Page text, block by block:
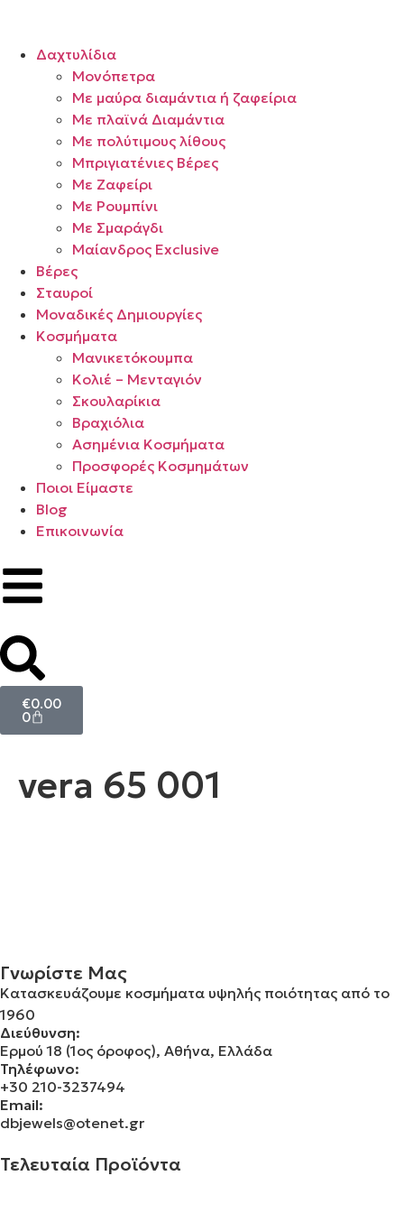
Δαχτυλίδια
Μονόπετρα
Mε μαύρα διαμάντια ή ζαφείρια
Mε πλαϊνά Διαμάντια
Mε πολύτιμους λίθους
Μπριγιατένιες Βέρες
Με Ζαφείρι
Με Ρουμπίνι
Με Σμαράγδι
Μαίανδρος Exclusive
Βέρες
Σταυροί
Μοναδικές Δημιουργίες
Κοσμήματα
Μανικετόκουμπα
Κολιέ – Μενταγιόν
Σκουλαρίκια
Βραχιόλια
Ασημένια Κοσμήματα
Προσφορές Κοσμημάτων
Ποιοι Είμαστε
Blog
Επικοινωνία
€0.00
0
vera 65 001
Γνωρίστε Μας
Κατασκευάζουμε κοσμήματα υψηλής ποιότητας από το
1960
Διεύθυνση:
Ερμού 18 (1ος όροφος), Αθήνα, Ελλάδα
Τηλέφωνο:
+30 210-3237494
Email:
dbjewels@otenet.gr
Τελευταία Προϊόντα